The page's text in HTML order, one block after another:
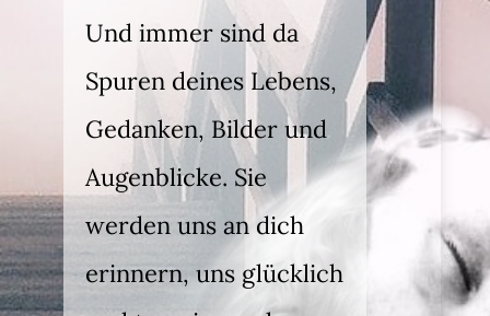
Und immer sind da
Spuren deines Lebens,
Gedanken, Bilder und
Augenblicke. Sie
werden uns an dich
erinnern, uns glücklich